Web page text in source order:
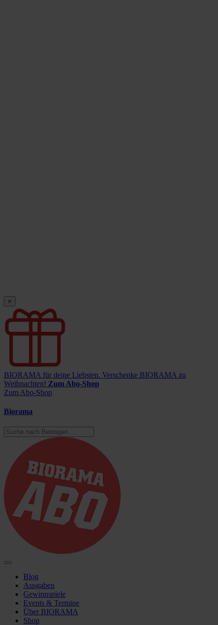
×
BIORAMA für deine Liebsten. Verschenke BIORAMA zu
Weihnachten! Zum Abo-Shop
Zum Abo-Shop
Biorama
Blog
Ausgaben
Gewinnspiele
Events & Termine
Über BIORAMA
Shop